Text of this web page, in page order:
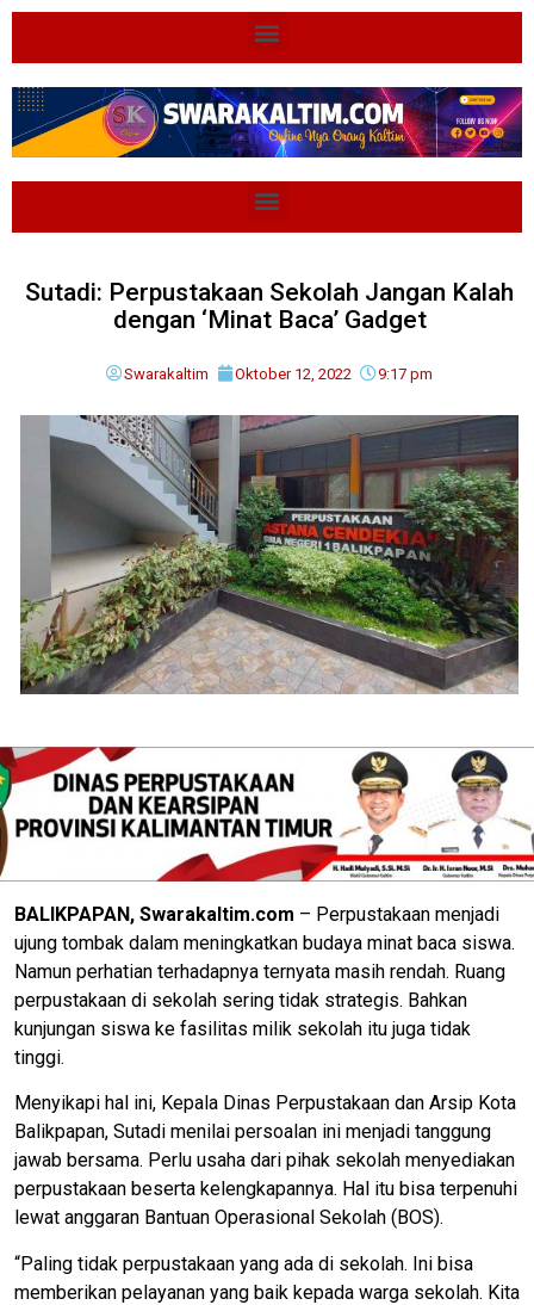
Sutadi: Perpustakaan Sekolah Jangan Kalah
dengan ‘Minat Baca’ Gadget
Swarakaltim Oktober 12, 2022 9:17 pm
BALIKPAPAN, Swarakaltim.com – Perpustakaan menjadi
ujung tombak dalam meningkatkan budaya minat baca siswa.
Namun perhatian terhadapnya ternyata masih rendah. Ruang
perpustakaan di sekolah sering tidak strategis. Bahkan
kunjungan siswa ke fasilitas milik sekolah itu juga tidak
tinggi.
Menyikapi hal ini, Kepala Dinas Perpustakaan dan Arsip Kota
Balikpapan, Sutadi menilai persoalan ini menjadi tanggung
jawab bersama. Perlu usaha dari pihak sekolah menyediakan
perpustakaan beserta kelengkapannya. Hal itu bisa terpenuhi
lewat anggaran Bantuan Operasional Sekolah (BOS).
“Paling tidak perpustakaan yang ada di sekolah. Ini bisa
memberikan pelayanan yang baik kepada warga sekolah. Kita